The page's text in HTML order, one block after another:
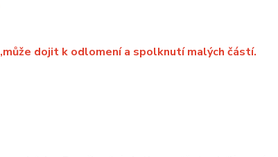
dojit k odlomení a spolknutí malých částí.